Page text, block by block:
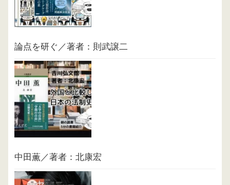
論点を研ぐ／著者：則武譲二
中田薫／著者：北康宏